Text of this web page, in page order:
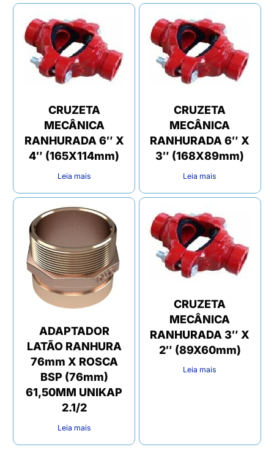
CRUZETA
MECÂNICA
RANHURADA 6″ X
4″ (165X114mm)
Leia mais
CRUZETA
MECÂNICA
RANHURADA 6″ X
3″ (168X89mm)
Leia mais
ADAPTADOR
LATÃO RANHURA
76mm X ROSCA
BSP (76mm)
61,50MM UNIKAP
2.1/2
Leia mais
CRUZETA
MECÂNICA
RANHURADA 3″ X
2″ (89X60mm)
Leia mais